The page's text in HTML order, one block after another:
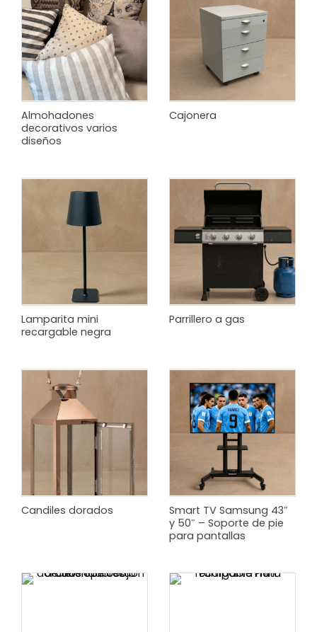
Almohadones
decorativos varios
diseños
Cajonera
Lamparita mini
recargable negra
Parrillero a gas
Candiles dorados
Smart TV Samsung 43″
y 50″ – Soporte de pie
para pantallas